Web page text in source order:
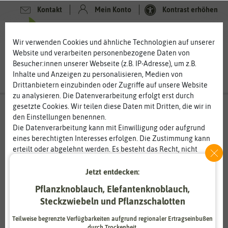
Kontakt Mein Konto Kontrast erhöhen
Wir verwenden Cookies und ähnliche Technologien auf unserer
Website und verarbeiten personenbezogene Daten von
Besucher:innen unserer Webseite (z.B. IP-Adresse), um z.B.
Inhalte und Anzeigen zu personalisieren, Medien von
Drittanbietern einzubinden oder Zugriffe auf unsere Website
zu analysieren. Die Datenverarbeitung erfolgt erst durch
gesetzte Cookies. Wir teilen diese Daten mit Dritten, die wir in
den Einstellungen benennen.
Die Datenverarbeitung kann mit Einwilligung oder aufgrund
eines berechtigten Interesses erfolgen. Die Zustimmung kann
erteilt oder abgelehnt werden. Es besteht das Recht, nicht
Zeitpunkt zu ändern oder zu widerrufen. Weitere
den Diensten erklären wir in unsererDaten­schutz­erklärung
Essenziell Statistik
Jetzt entdecken:
Pflanzknoblauch, Elefantenknoblauch,
Steckzwiebeln und Pflanzschalotten
Teilweise begrenzte Verfügbarkeiten aufgrund regionaler Ertragseinbußen